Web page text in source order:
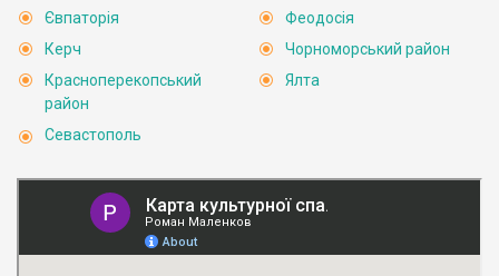
Євпаторія
Керч
Красноперекопський
район
Севастополь
Феодосія
Чорноморський район
Ялта